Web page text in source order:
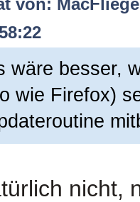
von:
wäre besser,
wie Firefox)
nicht,